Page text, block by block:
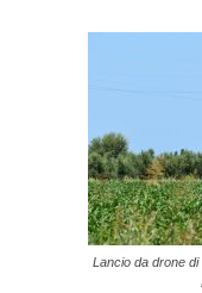
Lancio da drone